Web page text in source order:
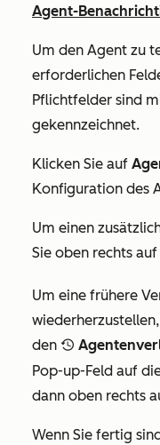
Agent-
Um den Agent zu
erforderlichen
Pflichtfelder sind
gekennzeichnet.
Klicken Sie auf
Konfiguration des
Um einen
Sie oben rechts auf
Um eine frühere
den recentlySelectedIcon
Pop-up-Feld auf
dann oben rechts
Wenn Sie fertig